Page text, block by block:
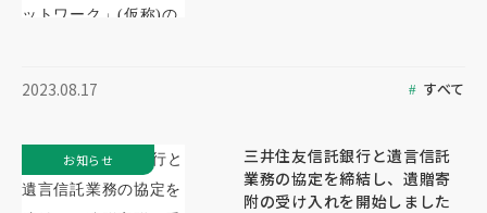
2023.08.17 すべて
三井住友信託銀行と遺言信託
業務の協定を締結し、遺贈寄
附の受け入れを開始しました
お知らせ